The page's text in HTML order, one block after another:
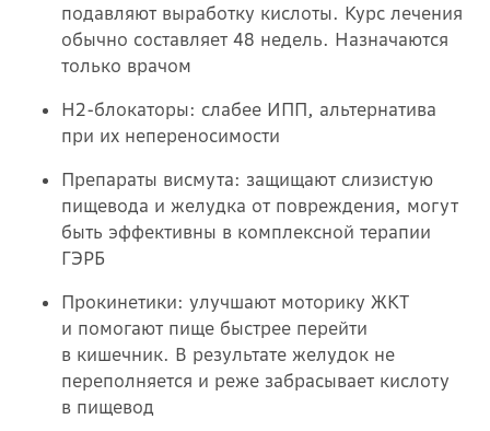
подавляют выработку кислоты. Курс лечения
обычно составляет 48 недель. Назначаются
только врачом
Н2-блокаторы: слабее ИПП, альтернатива
при их непереносимости
Препараты висмута: защищают слизистую
пищевода и желудка от повреждения, могут
быть эффективны в комплексной терапии
ГЭРБ
Прокинетики: улучшают моторику ЖКТ
и помогают пище быстрее перейти
в кишечник. В результате желудок не
переполняется и реже забрасывает кислоту
в пищевод